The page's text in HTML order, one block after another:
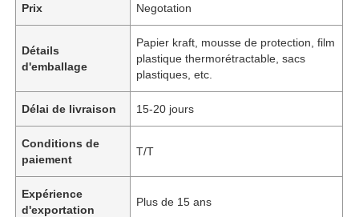
Prix Negotation
Détails
d'emballage
Papier kraft, mousse de protection, film
plastique thermorétractable, sacs
plastiques, etc.
Délai de livraison 15-20 jours
Conditions de
paiement
T/T
Expérience
d'exportation
Plus de 15 ans